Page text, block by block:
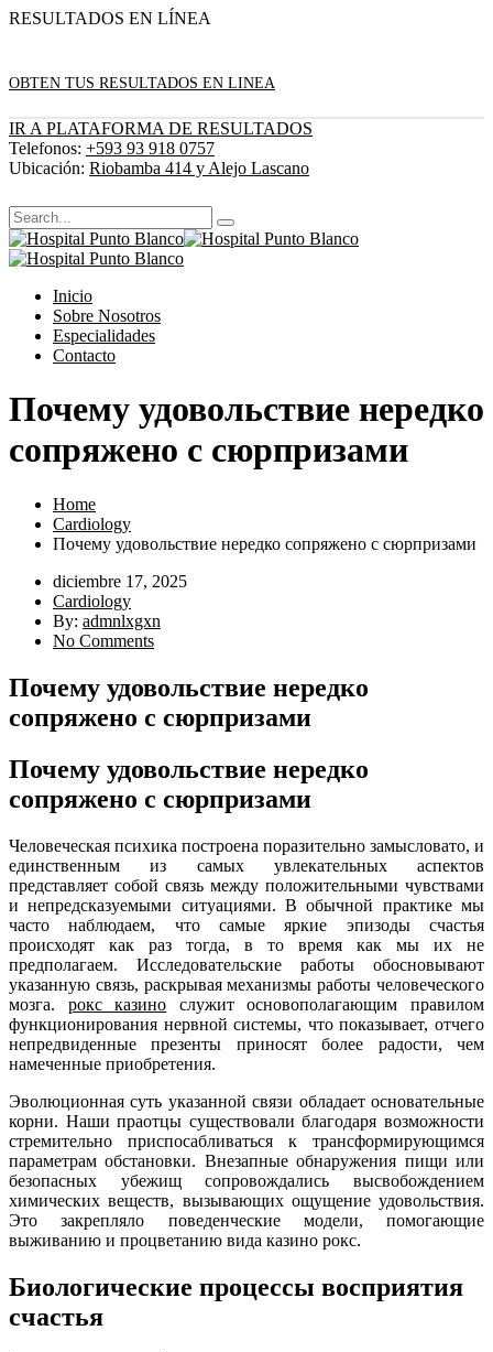
RESULTADOS EN LÍNEA
OBTEN TUS RESULTADOS EN LINEA
IR A PLATAFORMA DE RESULTADOS
Telefonos: +593 93 918 0757
Ubicación: Riobamba 414 y Alejo Lascano
Inicio
Sobre Nosotros
Especialidades
Contacto
Почему удовольствие нередко
сопряжено с сюрпризами
Home
Cardiology
Почему удовольствие нередко сопряжено с сюрпризами
diciembre 17, 2025
Cardiology
By: admnlxgxn
No Comments
Почему удовольствие нередко
сопряжено с сюрпризами
Почему удовольствие нередко
сопряжено с сюрпризами
Человеческая психика построена поразительно замысловато, и
единственным из самых увлекательных аспектов
представляет собой связь между положительными чувствами
и непредсказуемыми ситуациями. В обычной практике мы
часто наблюдаем, что самые яркие эпизоды счастья
происходят как раз тогда, в то время как мы их не
предполагаем. Исследовательские работы обосновывают
указанную связь, раскрывая механизмы работы человеческого
мозга. рокс казино служит основополагающим правилом
функционирования нервной системы, что показывает, отчего
непредвиденные презенты приносят более радости, чем
намеченные приобретения.
Эволюционная суть указанной связи обладает основательные
корни. Наши праотцы существовали благодаря возможности
стремительно приспосабливаться к трансформирующимся
параметрам обстановки. Внезапные обнаружения пищи или
безопасных убежищ сопровождались высвобождением
химических веществ, вызывающих ощущение удовольствия.
Это закрепляло поведенческие модели, помогающие
выживанию и процветанию вида казино рокс.
Биологические процессы восприятия
счастья